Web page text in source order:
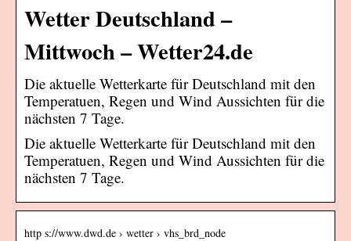
Wetter Deutschland –
Mittwoch – Wetter24.de
Die aktuelle Wetterkarte für Deutschland mit den
Temperatuen, Regen und Wind Aussichten für die
nächsten 7 Tage.
Die aktuelle Wetterkarte für Deutschland mit den
Temperatuen, Regen und Wind Aussichten für die
nächsten 7 Tage.
http s://www.dwd.de › wetter › vhs_brd_node